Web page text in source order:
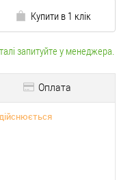
Купити в 1 клік
запитуйте у менеджера.
Оплата